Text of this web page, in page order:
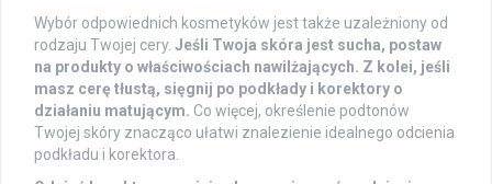
Wybór odpowiednich kosmetyków jest także uzależniony od
rodzaju Twojej cery. Jeśli Twoja skóra jest sucha, postaw
na produkty o właściwościach nawilżających. Z kolei, jeśli
masz cerę tłustą, sięgnij po podkłady i korektory o
działaniu matującym. Co więcej, określenie podtonów
Twojej skóry znacząco ułatwi znalezienie idealnego odcienia
podkładu i korektora.